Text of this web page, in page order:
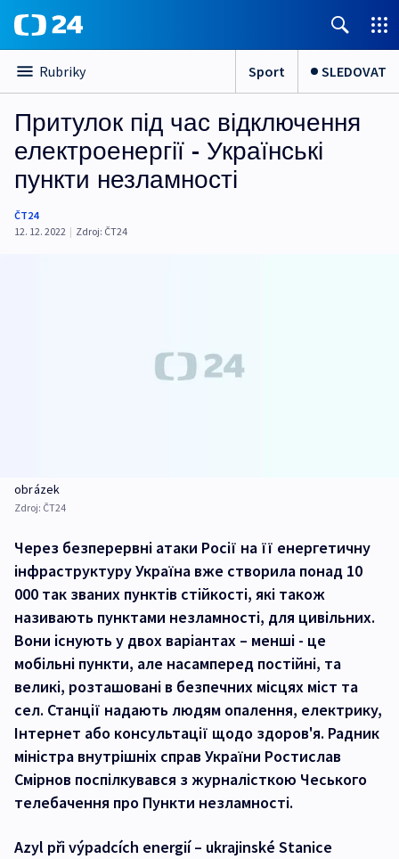
Rubriky Sport SLEDOVAT
Притулок під час відключення
електроенергії - Українські
пункти незламності
ČT24
12. 12. 2022 | Zdroj: ČT24
obrázek
Zdroj: ČT24
Через безперервні атаки Росії на її енергетичну
інфраструктуру Україна вже створила понад 10
000 так званих пунктів стійкості, які також
називають пунктами незламності, для цивільних.
Вони існують у двох варіантах – менші - це
мобільні пункти, але насамперед постійні, та
великі, розташовані в безпечних місцях міст та
сел. Станції надають людям опалення, електрику,
Інтернет або консультації щодо здоров'я. Радник
міністра внутрішніх справ України Ростислав
Смірнов поспілкувався з журналісткою Чеського
телебачення про Пункти незламності.
Azyl při výpadcích energií – ukrajinské Stanice